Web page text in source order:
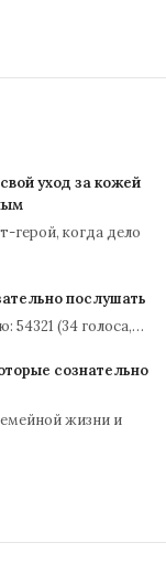
уход за кожей
герой, когда дело
послушать
54321 (34 голоса,…
сознательно
жизни и